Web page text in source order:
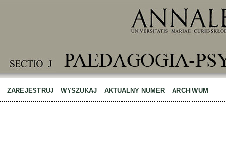
ZAREJESTRUJ WYSZUKAJ AKTUALNY NUMER ARCHIWUM